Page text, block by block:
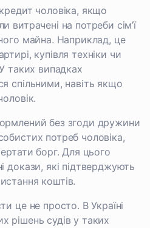
чоловіка, якщо
на потреби сім’ї
майна. Наприклад, це
купівля техніки чи
таких випадках
спільними, навіть якщо
без згоди дружини
потреб чоловіка,
борг. Для цього
докази, які підтверджують
коштів.
це не просто. В Україні
рішень судів у таких